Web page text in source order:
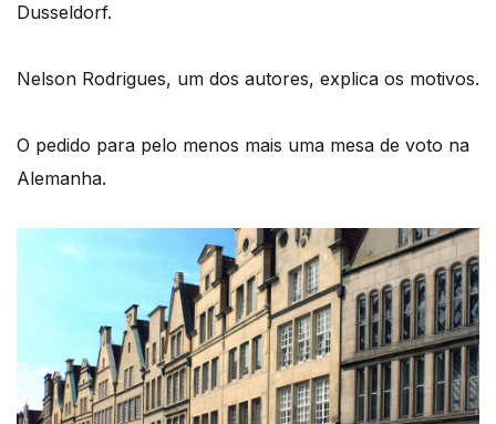
Dusseldorf.
Nelson Rodrigues, um dos autores, explica os motivos.
O pedido para pelo menos mais uma mesa de voto na
Alemanha.